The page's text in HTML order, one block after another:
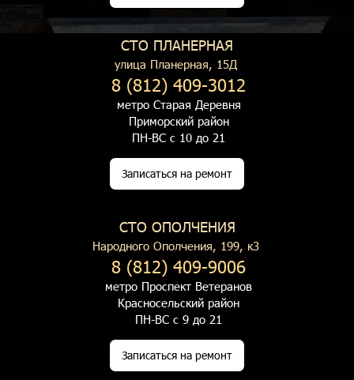
СТО ПЛАНЕРНАЯ
улица Планерная, 15Д
8 (812) 409-3012
метро Старая Деревня
Приморский район
ПН-ВС с 10 до 21
Записаться на ремонт
СТО ОПОЛЧЕНИЯ
Народного Ополчения, 199, к3
8 (812) 409-9006
метро Проспект Ветеранов
Красносельский район
ПН-ВС с 9 до 21
Записаться на ремонт